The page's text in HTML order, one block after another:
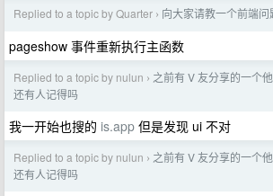
Replied to a topic by Quarter › 向大家请教一个前端问
pageshow 事件重新执行主函数
Replied to a topic by nulun › 之前有 V 友分享的一个
还有人记得吗
我一开始也搜的 is.app 但是发现 ui 不对
Replied to a topic by nulun › 之前有 V 友分享的一个
还有人记得吗